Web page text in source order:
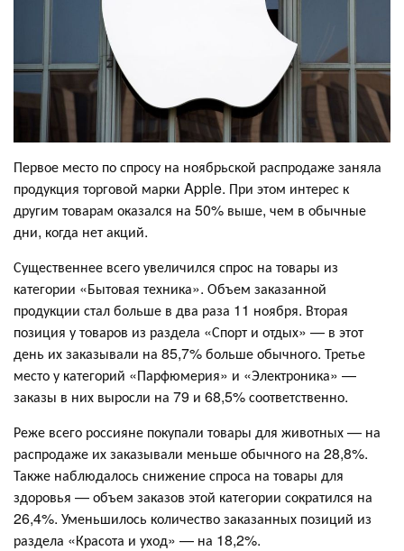
Первое место по спросу на ноябрьской распродаже заняла
продукция торговой марки Apple. При этом интерес к
другим товарам оказался на 50% выше, чем в обычные
дни, когда нет акций.
Существеннее всего увеличился спрос на товары из
категории «Бытовая техника». Объем заказанной
продукции стал больше в два раза 11 ноября. Вторая
позиция у товаров из раздела «Спорт и отдых» — в этот
день их заказывали на 85,7% больше обычного. Третье
место у категорий «Парфюмерия» и «Электроника» —
заказы в них выросли на 79 и 68,5% соответственно.
Реже всего россияне покупали товары для животных — на
распродаже их заказывали меньше обычного на 28,8%.
Также наблюдалось снижение спроса на товары для
здоровья — объем заказов этой категории сократился на
26,4%. Уменьшилось количество заказанных позиций из
раздела «Красота и уход» — на 18,2%.